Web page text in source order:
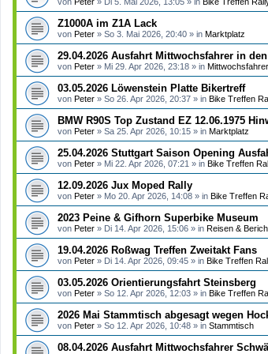
Z1000A im Z1A Lack
von Peter » So 3. Mai 2026, 20:40 » in Marktplatz
29.04.2026 Ausfahrt Mittwochsfahrer in
von Peter » Mi 29. Apr 2026, 23:18 » in Mittwochsfahrer
03.05.2026 Löwenstein Platte Bikertreff
von Peter » So 26. Apr 2026, 20:37 » in Bike Treffen
BMW R90S Top Zustand EZ 12.06.1975
von Peter » Sa 25. Apr 2026, 10:15 » in Marktplatz
25.04.2026 Stuttgart Saison Opening
von Peter » Mi 22. Apr 2026, 07:21 » in Bike Treffen
12.09.2026 Jux Moped Rally
von Peter » Mo 20. Apr 2026, 14:08 » in Bike Treffen
2023 Peine & Gifhorn Superbike Museum
von Peter » Di 14. Apr 2026, 15:06 » in Reisen &
19.04.2026 Roßwag Treffen Zweitakt Fans
von Peter » Di 14. Apr 2026, 09:45 » in Bike Treffen
03.05.2026 Orientierungsfahrt Steinsberg
von Peter » So 12. Apr 2026, 12:03 » in Bike Treffen
2026 Mai Stammtisch abgesagt wegen
von Peter » So 12. Apr 2026, 10:48 » in Stammtisch
08.04.2026 Ausfahrt Mittwochsfahrer